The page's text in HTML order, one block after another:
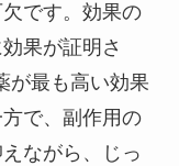
です。効果の
果が証明さ
が最も高い効果
で、副作用の
ながら、じっ